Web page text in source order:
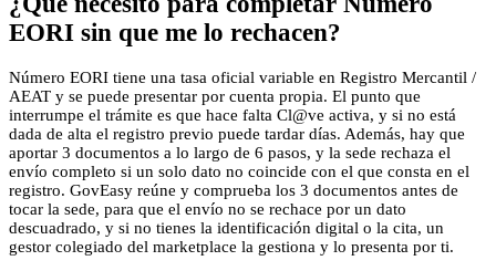
EORI sin que me lo rechacen?
Número EORI tiene una tasa oficial variable en Registro Mercantil /
AEAT y se puede presentar por cuenta propia. El punto que
interrumpe el trámite es que hace falta Cl@ve activa, y si no está
dada de alta el registro previo puede tardar días. Además, hay que
aportar 3 documentos a lo largo de 6 pasos, y la sede rechaza el
envío completo si un solo dato no coincide con el que consta en el
registro. GovEasy reúne y comprueba los 3 documentos antes de
tocar la sede, para que el envío no se rechace por un dato
descuadrado, y si no tienes la identificación digital o la cita, un
gestor colegiado del marketplace la gestiona y lo presenta por ti.